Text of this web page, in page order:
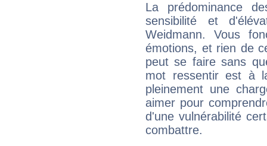
La prédominance
sensibilité et
Weidmann. Vous
émotions, et rien de
peut se faire sans
mot ressentir est à
pleinement une
aimer pour
d'une vulnérabilité
combattre.